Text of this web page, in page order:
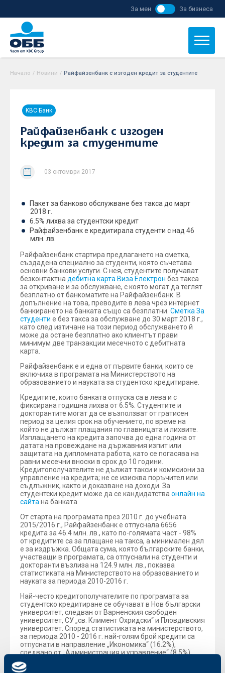
За мен За бизнеса
Начало / Новини / Райфайзенбанк с изгоден кредит за студентите
KBC Банк
Райфайзенбанк с изгоден
кредит за студентите
03 октомври 2017
Пакет за банково обслужване без такса до март
2018 г.
6.5% лихва за студентски кредит
Райфайзенбанк е кредитирала студенти с над 46
млн. лв.
Райфайзенбанк стартира предлагането на сметка,
създадена специално за студенти, която съчетава
основни банкови услуги. С нея, студентите получават
безконтактна дебитна карта Виза Електрон без такса
за откриване и за обслужване, с която могат да теглят
безплатно от банкоматите на Райфайзенбанк. В
допълнение на това, преводите в лева чрез интернет
банкирането на банката също са безплатни. Сметка За
студенти е без такса за обслужване до 30 март 2018 г.,
като след изтичане на този период обслужването й
може да остане безплатно ако клиентът прави
минимум две транзакции месечното с дебитната
карта.
Райфайзенбанк е и една от първите банки, които се
включиха в програмата на Министерството на
образованието и науката за студентско кредитиране.
Кредитите, които банката отпуска са в лева и с
фиксирана годишна лихва от 6.5%. Студентите и
докторантите могат да се възползват от гратисен
период за целия срок на обучението, по време на
който не дължат плащания по главницата и лихвите.
Изплащането на кредита започва до една година от
датата на провеждане на държавния изпит или
защитата на дипломната работа, като се погасява на
равни месечни вноски в срок до 10 години.
Кредитополучателите не дължат такси и комисиони за
управление на кредита; не се изисква поръчител или
съдлъжник, както и доказване на доходи. За
студентски кредит може да се кандидатства онлайн на
сайта на банката.
От старта на програмата през 2010 г. до учебната
2015/2016 г., Райфайзенбанк е отпуснала 6656
кредита за 46.4 млн. лв., като по-голямата част - 98%
от кредитите са за плащане на такса, а минимален дял
е за издръжка. Общата сума, която българските банки,
участващи в програмата, са отпуснали на студенти и
докторанти възлиза на 124.9 млн. лв., показва
статистиката на Министерството на образованието и
науката за периода 2010-2016 г.
Най-често кредитополучателите по програмата за
студентско кредитиране се обучават в Нов български
университет, следван от Варненския свободен
университет, СУ „св. Климент Охридски“ и Пловдивския
университет. Според статистиката на министерството,
за периода 2010 - 2016 г. най-голям брой кредити са
отпуснати в направление „Икономика“ (16.2%),
следвано от „Администрация и управление“ (8.5%),
„Медицина (5.8%)“ и „Архитектура, строителство и
геодезия“ (4.8%).